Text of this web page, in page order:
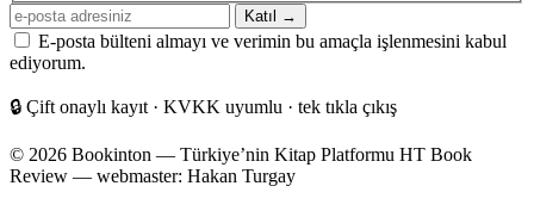
E-
posta
adresiniz
Katıl →
E-posta bülteni almayı ve verimin bu amaçla işlenmesini kabul
ediyorum.
🔒 Çift onaylı kayıt · KVKK uyumlu · tek tıkla çıkış
© 2026 Bookinton — Türkiye’nin Kitap Platformu HT Book
Review — webmaster: Hakan Turgay